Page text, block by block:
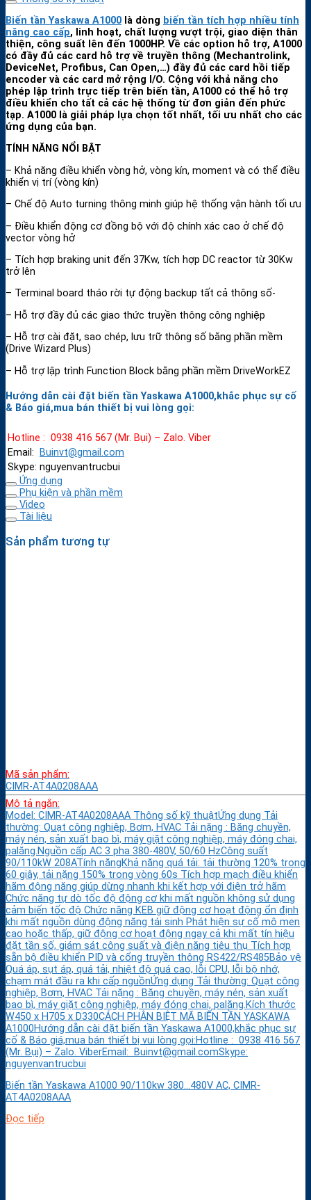
Biến tần Yaskawa A1000 là dòng biến tần tích hợp nhiều tính
năng cao cấp, linh hoạt, chất lượng vượt trội, giao diện thân
thiện, công suất lên đến 1000HP. Về các option hỗ trợ, A1000
có đầy đủ các card hỗ trợ về truyền thông (Mechantrolink,
DeviceNet, Profibus, Can Open,…) đầy đủ các card hồi tiếp
encoder và các card mở rộng I/O. Cộng với khả năng cho
phép lập trình trực tiếp trên biến tần, A1000 có thể hỗ trợ
điều khiển cho tất cả các hệ thống từ đơn giản đến phức
tạp. A1000 là giải pháp lựa chọn tốt nhất, tối ưu nhất cho các
ứng dụng của bạn.
TÍNH NĂNG NỔI BẬT
– Khả năng điều khiển vòng hở, vòng kín, moment và có thể điều
khiển vị trí (vòng kín)
– Chế độ Auto turning thông minh giúp hệ thống vận hành tối ưu
– Điều khiển động cơ đồng bộ với độ chính xác cao ở chế độ
vector vòng hở
– Tích hợp braking unit đến 37Kw, tích hợp DC reactor từ 30Kw
trở lên
– Terminal board tháo rời tự động backup tất cả thông số-
– Hỗ trợ đầy đủ các giao thức truyền thông công nghiệp
– Hỗ trợ cài đặt, sao chép, lưu trữ thông số bằng phần mềm
(Drive Wizard Plus)
– Hỗ trợ lập trình Function Block bằng phần mềm DriveWorkEZ
Hướng dẫn cài đặt biến tần Yaskawa A1000,khắc phục sự cố
& Báo giá,mua bán thiết bị vui lòng gọi:
Hotline : 0938 416 567 (Mr. Bụi) – Zalo. Viber
Email:
Buinvt@gmail.com
Skype: nguyenvantrucbui
Ứng dụng
Phụ kiện và phần mềm
Video
Tài liệu
Sản phẩm tương tự
Mã sản phẩm:
CIMR-AT4A0208AAA
Mô tả ngắn:
Model: CIMR-AT4A0208AAA Thông số kỹ thuậtỨng dụng Tải
thường: Quạt công nghiệp, Bơm, HVAC Tải nặng : Băng chuyền,
máy nén, sản xuất bao bì, máy giặt công nghiệp, máy đóng chai,
palăng.Nguồn cấp AC 3 pha 380-480V, 50/60 HzCông suất
90/110kW 208ATính năngKhả năng quá tải: tải thường 120% trong
60 giây, tải nặng 150% trong vòng 60s Tích hợp mạch điều khiển
hãm động năng giúp dừng nhanh khi kết hợp với điện trở hãm
Chức năng tự dò tốc độ động cơ khi mất nguồn không sử dụng
cảm biến tốc độ Chức năng KEB giữ động cơ hoạt động ổn định
khi mất nguồn dùng động năng tái sinh Phát hiện sự cố mô men
cao hoặc thấp, giữ động cơ hoạt động ngay cả khi mất tín hiệu
đặt tần số, giám sát công suất và điện năng tiêu thụ Tích hợp
sẵn bộ điều khiển PID và cổng truyền thông RS422/RS485Bảo vệ
Quá áp, sụt áp, quá tải, nhiệt độ quá cao, lỗi CPU, lỗi bộ nhớ,
chạm mát đầu ra khi cấp nguồnỨng dụng Tải thường: Quạt công
nghiệp, Bơm, HVAC Tải nặng : Băng chuyền, máy nén, sản xuất
bao bì, máy giặt công nghiệp, máy đóng chai, palăng.Kích thước
W450 x H705 x D330CÁCH PHÂN BIỆT MÃ BIẾN TẦN YASKAWA
A1000Hướng dẫn cài đặt biến tần Yaskawa A1000,khắc phục sự
cố & Báo giá,mua bán thiết bị vui lòng gọi:Hotline : 0938 416 567
(Mr. Bụi) – Zalo. ViberEmail: Buinvt@gmail.comSkype:
nguyenvantrucbui
Biến tần Yaskawa A1000 90/110kw 380…480V AC, CIMR-
AT4A0208AAA
Đọc tiếp